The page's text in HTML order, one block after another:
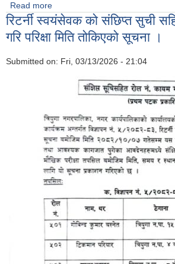
Read more
रिटर्नी स्वयंसेवक को संछिप्त सुची
गरि परिक्षा मिति तोकिएको सूचना ।
Submitted on: Fri, 03/13/2026 - 21:04